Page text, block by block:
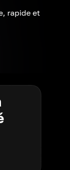
rapide et